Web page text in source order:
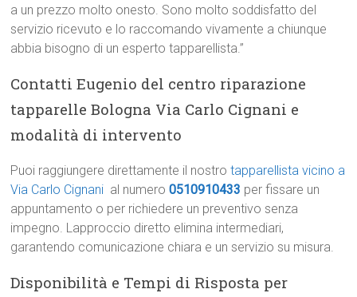
a un prezzo molto onesto. Sono molto soddisfatto del
servizio ricevuto e lo raccomando vivamente a chiunque
abbia bisogno di un esperto tapparellista.”
Contatti Eugenio del centro riparazione
tapparelle Bologna Via Carlo Cignani e
modalità di intervento
Puoi raggiungere direttamente il nostrotapparellista vicino a
Via Carlo Cignani al numero0510910433 per fissare un
appuntamento o per richiedere un preventivo senza
impegno. Lapproccio diretto elimina intermediari,
garantendo comunicazione chiara e un servizio su misura.
Disponibilità e Tempi di Risposta per